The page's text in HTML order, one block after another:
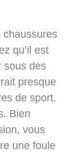
chaussures
qu’il est
sous des
presque
de sport.
Bien
vous
une foule